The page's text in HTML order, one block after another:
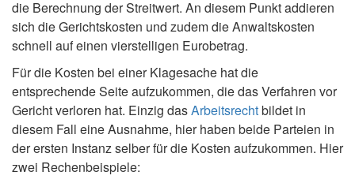
die Berechnung der Streitwert. An diesem Punkt addieren
sich die Gerichtskosten und zudem die Anwaltskosten
schnell auf einen vierstelligen Eurobetrag.
Für die Kosten bei einer Klagesache hat die
entsprechende Seite aufzukommen, die das Verfahren vor
Gericht verloren hat. Einzig dasArbeitsrechtbildet in
diesem Fall eine Ausnahme, hier haben beide Parteien in
der ersten Instanz selber für die Kosten aufzukommen. Hier
zwei Rechenbeispiele: